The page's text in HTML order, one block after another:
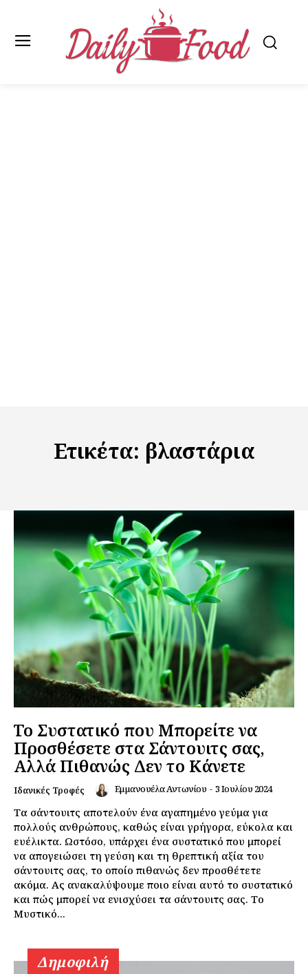
Ετικέτα: βλαστάρια
Το Συστατικό που Μπορείτε να
Προσθέσετε στα Σάντουιτς σας,
Αλλά Πιθανώς Δεν το Κάνετε
Ιδανικές Τροφές Εμμανουέλα Αντωνίου - 3 Ιουλίου 2024
Τα σάντουιτς αποτελούν ένα αγαπημένο γεύμα για
πολλούς ανθρώπους, καθώς είναι γρήγορα, εύκολα και
ευέλικτα. Ωστόσο, υπάρχει ένα συστατικό που μπορεί
να απογειώσει τη γεύση και τη θρεπτική αξία του
σάντουιτς σας, το οποίο πιθανώς δεν προσθέτετε
ακόμα. Ας ανακαλύψουμε ποιο είναι αυτό το συστατικό
και πώς μπορεί να ενισχύσει τα σάντουιτς σας. Το
Μυστικό...
Δημοφιλή